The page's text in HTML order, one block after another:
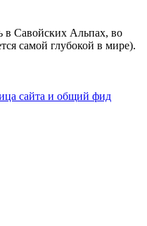
в Савойских Альпах, во
самой глубокой в мире).
сайта и общий фид